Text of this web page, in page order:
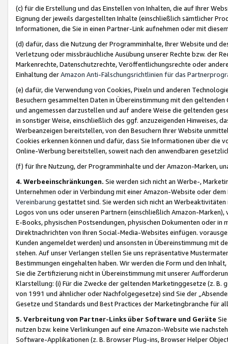
(c) für die Erstellung und das Einstellen von Inhalten, die auf Ihrer
Eignung der jeweils dargestellten Inhalte (einschließlich sämtlicher
Informationen, die Sie in einen Partner-Link aufnehmen oder mit
(d) dafür, dass die Nutzung der Programminhalte, Ihrer Website und
Verletzung oder missbräuchliche Ausübung unserer Rechte bzw. der
Markenrechte, Datenschutzrechte, Veröffentlichungsrechte oder
Einhaltung derAmazon Anti-Fälschungsrichtlinien für das
(e) dafür, die Verwendung von Cookies, Pixeln und anderen
Besuchern gesammelten Daten in Übereinstimmung mit den
und angemessen darzustellen und auf andere Weise die geltenden
in sonstiger Weise, einschließlich des ggf. anzuzeigenden Hinweises,
Werbeanzeigen bereitstellen, von den Besuchern Ihrer Website
Cookies erkennen können und dafür, dass Sie Informationen über die
Online-Werbung bereitstellen, soweit nach den anwendbaren
(f) für Ihre Nutzung, der Programminhalte und der Amazon-Marken,
4. Werbeeinschränkungen. Sie werden sich nicht an Werbe-,
Unternehmen oder in Verbindung mit einer Amazon-Website oder
Vereinbarung gestattet sind. Sie werden sich nicht an
Logos von uns oder unseren Partnern (einschließlich Amazon-
E-Books, physischen Postsendungen, physischen Dokumenten oder in
Direktnachrichten von Ihren Social-Media-Websites einfügen.
Kunden angemeldet werden) und ansonsten in Übereinstimmung mit
stehen. Auf unser Verlangen stellen Sie uns repräsentative
Bestimmungen eingehalten haben. Wir werden die Form und den
Sie die Zertifizierung nicht in Übereinstimmung mit unserer
Klarstellung: (i) Für die Zwecke der geltenden Marketinggesetze (z. B.
von 1991 und ähnlicher oder Nachfolgegesetze) sind Sie der
Gesetze und Standards und Best Practices der Marketingbranche für
5. Verbreitung von Partner-Links über Software und Geräte
nutzen bzw. keine Verlinkungen auf eine Amazon-Website wie
Software-Applikationen (z. B. Browser Plug-ins, Browser Helper